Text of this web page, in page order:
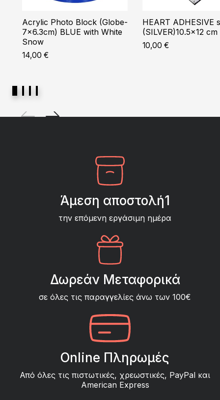
Acrylic Photo Block (Globe-
7×6.3cm) BLUE with White
Snow
14,00 €
HEART ADHESIVE
(SILVER)10.5×12 cm
10,00 €
Άμεση αποστολή1
την επόμενη εργάσιμη ημέρα
Δωρεάν Μεταφορικά
σε όλες τις παραγγελίες άνω των 100€
Online Πληρωμές
Από όλες τις πιστωτικές, χρεωστικές, PayPal και
American Express